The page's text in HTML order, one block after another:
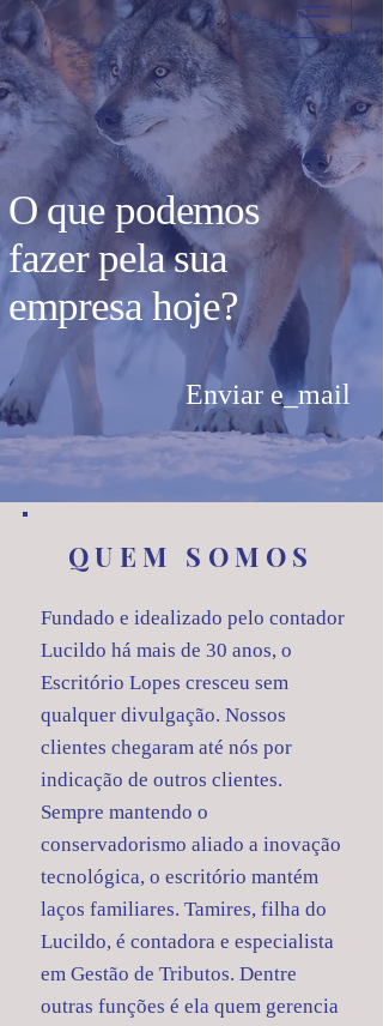
O que podemos
fazer pela sua
empresa hoje?
Enviar e_mail
QUEM SOMOS
Fundado e idealizado pelo contador
Lucildo há mais de 30 anos, o
Escritório Lopes cresceu sem
qualquer divulgação. Nossos
clientes chegaram até nós por
indicação de outros clientes.
Sempre mantendo o
conservadorismo aliado a inovação
tecnológica, o escritório mantém
laços familiares. Tamires, filha do
Lucildo, é contadora e especialista
em Gestão de Tributos. Dentre
outras funções é ela quem gerencia